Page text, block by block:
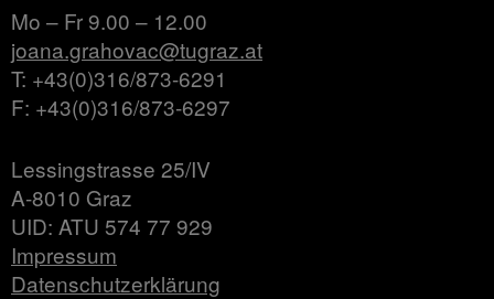
Mo – Fr 9.00 – 12.00
joana.grahovac@tugraz.at
T: +43(0)316/873-6291
F: +43(0)316/873-6297
Lessingstrasse 25/IV
A-8010 Graz
UID: ATU 574 77 929
Impressum
Datenschutzerklärung